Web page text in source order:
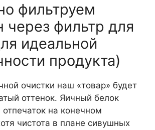
фильтруем
через фильтр для
идеальной
продукта)
очистки наш «товар» будет
оттенок. Яичный белок
отпечаток на конечном
чистота в плане сивушных